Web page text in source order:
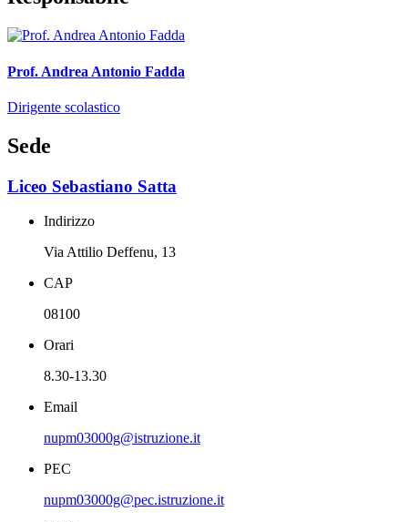
Prof. Andrea Antonio Fadda
Dirigente scolastico
Sede
Liceo Sebastiano Satta
Indirizzo
Via Attilio Deffenu, 13
CAP
08100
Orari
8.30-13.30
Email
nupm03000g@istruzione.it
PEC
nupm03000g@pec.istruzione.it